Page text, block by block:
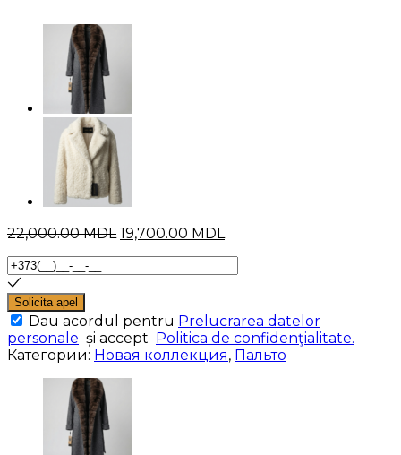
22,000.00MDL Первоначальная
19,700.00 MDL
Solicita apel
Dau acordul pentru Prelucrarea datelor
personale și accept Politica de confidenţialitate.
Категории: Новая коллекция, Пальто